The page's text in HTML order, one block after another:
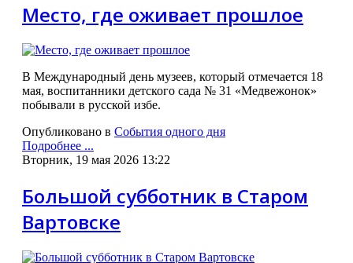
Место, где оживает прошлое
В Международный день музеев, который отмечается 18
мая, воспитанники детского сада № 31 «Медвежонок»
побывали в русской избе.
Опубликовано в События одного дня
Подробнее ...
Вторник, 19 мая 2026 13:22
Большой субботник в Старом
Вартовске